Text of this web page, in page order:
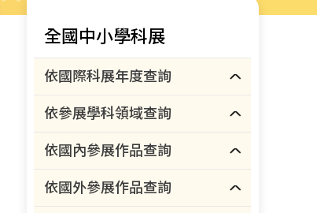
全國中小學科展
依國際科展年度查詢
依參展學科領域查詢
依國內參展作品查詢
依國外參展作品查詢